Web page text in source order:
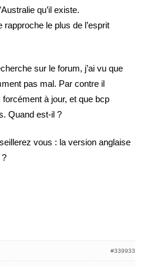
qu’il existe.
le plus de l’esprit
sur le forum, j’ai vu que
pas mal. Par contre il
forcément à jour, et que bcp
Quand est-il ?
vous : la version anglaise
?
#339933